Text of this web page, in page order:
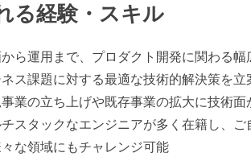
る経験・スキル
ら運用まで、プロダクト開発に関わる
ネス課題に対する最適な技術的解決策を
業の立ち上げや既存事業の拡大に技術面
スタックなエンジニアが多く在籍し、
な領域にもチャレンジ可能